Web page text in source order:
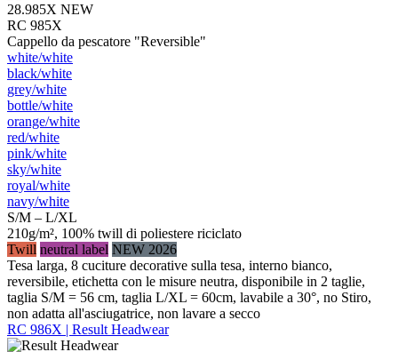
28.985X NEW
RC 985X
Cappello da pescatore "Reversible"
white/​white
black/​white
grey/​white
bottle/​white
orange/​white
red/​white
pink/​white
sky/​white
royal/​white
navy/​white
S/M – L/XL
210g/m², 100% twill di poliestere riciclato
Twill neutral label NEW 2026
Tesa larga, 8 cuciture decorative sulla tesa, interno bianco,
reversibile, etichetta con le misure neutra, disponibile in 2 taglie,
taglia S/M = 56 cm, taglia L/XL = 60cm, lavabile a 30°, no Stiro,
non adatta all'asciugatrice, non lavare a secco
RC 986X | Result Headwear